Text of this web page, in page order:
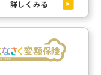
詳しくみる